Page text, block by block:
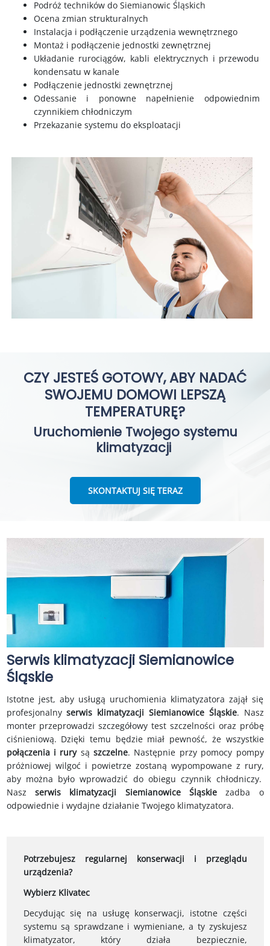
Podróż techników do Siemianowic Śląskich
Ocena zmian strukturalnych
Instalacja i podłączenie urządzenia wewnętrznego
Montaż i podłączenie jednostki zewnętrznej
Układanie rurociągów, kabli elektrycznych i przewodu
kondensatu w kanale
Podłączenie jednostki zewnętrznej
Odessanie i ponowne napełnienie odpowiednim
czynnikiem chłodniczym
Przekazanie systemu do eksploatacji
CZY JESTEŚ GOTOWY, ABY NADAĆ
SWOJEMU DOMOWI LEPSZĄ
TEMPERATURĘ?
Uruchomienie Twojego systemu
klimatyzacji
SKONTAKTUJ SIĘ TERAZ
Serwis klimatyzacji Siemianowice
Śląskie
Istotne jest, aby usługą uruchomienia klimatyzatora zajął się
profesjonalnyserwis klimatyzacji Siemianowice Śląskie. Nasz
monter przeprowadzi szczegółowy test szczelności oraz próbę
ciśnieniową. Dzięki temu będzie miał pewność, że wszystkie
połączenia i rurysą szczelne. Następnie przy pomocy pompy
próżniowej wilgoć i powietrze zostaną wypompowane z rury,
aby można było wprowadzić do obiegu czynnik chłodniczy.
Nasz serwis klimatyzacji Siemianowice Śląskiezadba o
odpowiednie i wydajne działanie Twojego klimatyzatora.
Potrzebujesz regularnej konserwacji i przeglądu
urządzenia?
Wybierz Klivatec
Decydując się na usługę konserwacji, istotne części
systemu są sprawdzane i wymieniane, a ty zyskujesz
klimatyzator, który działa bezpiecznie,